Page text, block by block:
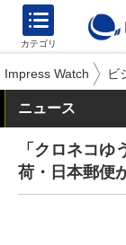
カテゴリ
Impress Watch ビ
ニュース
「クロネコ
荷・日本郵便